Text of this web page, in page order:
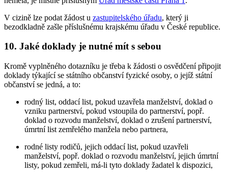
V cizině lze podat žádost u zastupitelského úřadu, který ji
bezodkladně zašle příslušnému krajskému úřadu v České republice.
10. Jaké doklady je nutné mít s sebou
Kromě vyplněného dotazníku je třeba k žádosti o osvědčení připojit
doklady týkající se státního občanství fyzické osoby, o jejíž státní
občanství se jedná, a to:
rodný list, oddací list, pokud uzavřela manželství, doklad o
vzniku partnerství, pokud vstoupila do partnerství, popř.
doklad o rozvodu manželství, doklad o zrušení partnerství,
úmrtní list zemřelého manžela nebo partnera,
rodné listy rodičů, jejich oddací list, pokud uzavřeli
manželství, popř. doklad o rozvodu manželství, jejich úmrtní
listy, pokud zemřeli, má-li tyto doklady žadatel k dispozici,